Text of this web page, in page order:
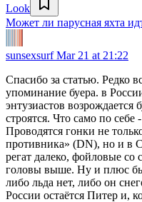
Look
Может ли парусная яхта
sunsexsurfMar 21 at 21:22
Спасибо за статью. Редко
упоминание буера. в
энтузиастов
строятся. Что само по
Проводятся гонки не
противника» (DN), но и в
регат далеко, фойловые
головы выше. Ну и плюс
либо льда нет, либо он
России остаётся Питер и,